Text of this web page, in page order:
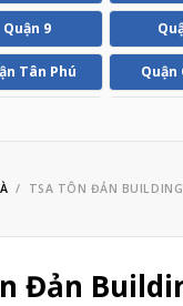
Quận 9
Tân Phú Quận
TSA TÔN ĐẢN BUILDING
Đản